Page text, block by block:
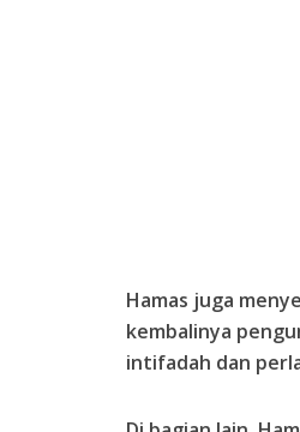
Hamas juga
kembalinya
intifadah dan